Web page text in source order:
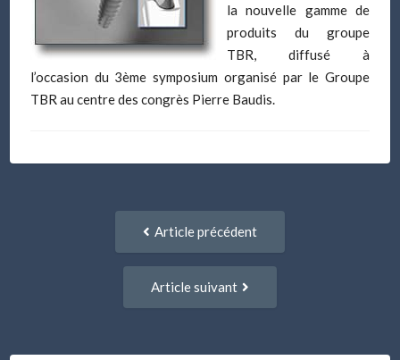
la nouvelle gamme de
produits du groupe
TBR, diffusé à
l’occasion du 3ème symposium organisé par le Groupe
TBR au centre des congrès Pierre Baudis.
NavigationArticle précédent
Article suivant